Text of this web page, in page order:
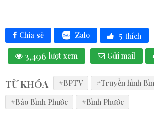
Chia sẻ Zalo 5 thích
3,496 lượt xem Gửi mail
TỪ KHÓA #BPTV
#Truyền hình
#Báo Bình Phước
#Bình Phước